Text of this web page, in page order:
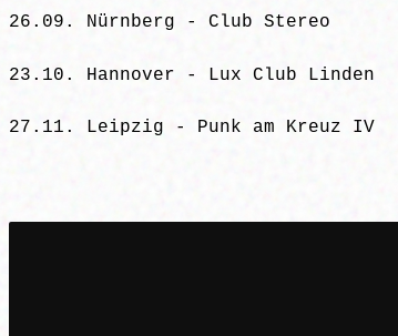
26.09. Nürnberg - Club Stereo
23.10. Hannover - Lux Club Linden
27.11. Leipzig - Punk am Kreuz IV